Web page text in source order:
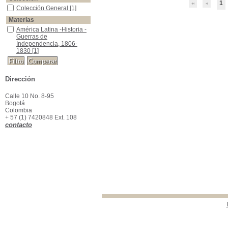
1
Colección General
Colección General [1]
Materias
América Latina -Historia -Guerras de Independencia, 1806-1830
América Latina -Historia -
Guerras de
Independencia, 1806-
1830 [1]
Dirección
Calle 10 No. 8-95
Bogotá
Colombia
+ 57 (1) 7420848 Ext. 108
contacto